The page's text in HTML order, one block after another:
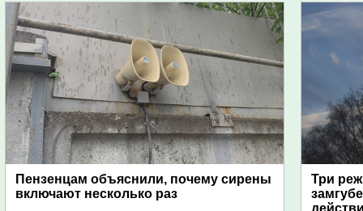
Пензенцам объяснили, почему сирены
включают несколько раз
Три